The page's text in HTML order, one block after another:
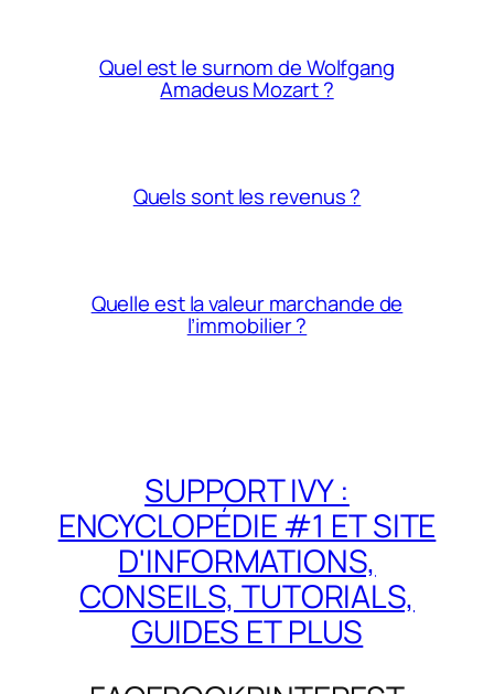
Quel est le surnom de Wolfgang
Amadeus Mozart ?
Quels sont les revenus ?
Quelle est la valeur marchande de
l’immobilier ?
SUPPORT IVY :
ENCYCLOPÉDIE #1 ET SITE
D'INFORMATIONS,
CONSEILS, TUTORIALS,
GUIDES ET PLUS